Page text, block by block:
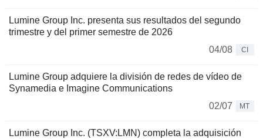
Lumine Group Inc. presenta sus resultados del segundo
trimestre y del primer semestre de 2026
04/08
CI
Lumine Group adquiere la división de redes de vídeo de
Synamedia e Imagine Communications
02/07
MT
Lumine Group Inc. (TSXV:LMN) completa la adquisición